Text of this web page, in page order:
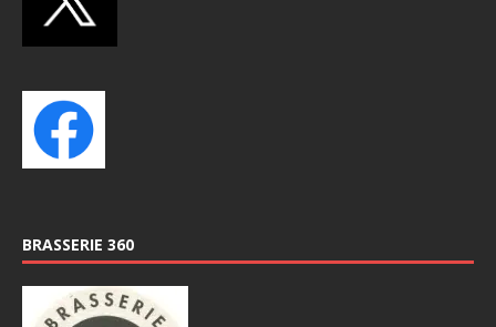
BRASSERIE 360